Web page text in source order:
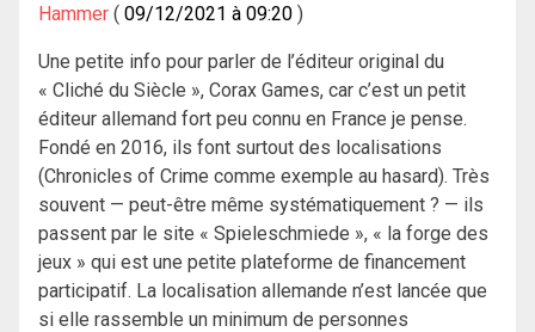
Hammer 09/12/2021 à 09:20
Une petite info pour parler de l’éditeur original du
« Cliché du Siècle », Corax Games, car c’est un petit
éditeur allemand fort peu connu en France je pense.
Fondé en 2016, ils font surtout des localisations
(Chronicles of Crime comme exemple au hasard). Très
souvent — peut-être même systématiquement ? — ils
passent par le site « Spieleschmiede », « la forge des
jeux » qui est une petite plateforme de financement
participatif. La localisation allemande n’est lancée que
si elle rassemble un minimum de personnes